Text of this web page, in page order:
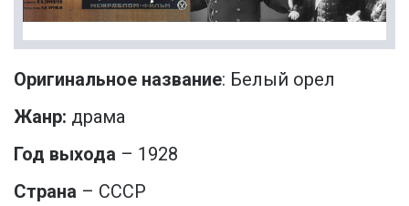
Оригинальное название: Белый орел
Жанр: драма
Год выхода – 1928
Страна – СССР